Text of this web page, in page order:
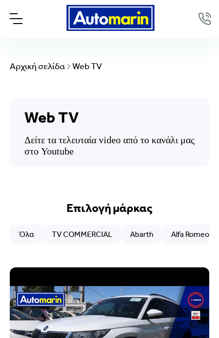
Αρχική σελίδα Web TV
Web TV
Δείτε τα τελευταία video από το κανάλι μας
στο Youtube
Επιλογή μάρκας
Όλα TV COMMERCIAL Abarth Alfa Romeo